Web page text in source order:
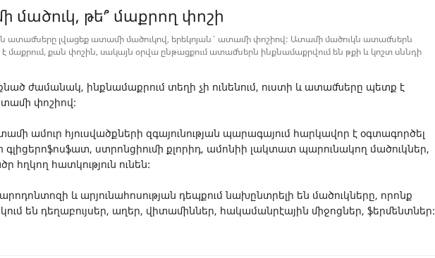
մածուկ, թե՞ մաքրող փոշի
ատամները լվացեք ատամի մածուկով, երեկոյան` ատամի փոշիով: Ատամի մածուկն ատամներն
մաքրում, քան փոշին, սակայն օրվա ընթացքում ատամներն ինքնամաքրվում են թքի և կոշտ սննդի
ժամանակ, ինքնամաքրում տեղի չի ունենում, ուստի և ատամները պետք է
փոշիով:
ամուր հյուսվածքների զգայունության պարագայում հարկավոր է օգտագործել
գլիցերոֆոսֆատ, ստրոնցիումի քլորիդ, ամոնիի լակտատ պարունակող մածուկներ,
հղկող հատկություն ունեն:
և արյունահոսության դեպքում նախընտրելի են մածուկները, որոնք
են դեղաբույսեր, աղեր, վիտամիններ, հակամանրէային միջոցներ, ֆերմենտներ: